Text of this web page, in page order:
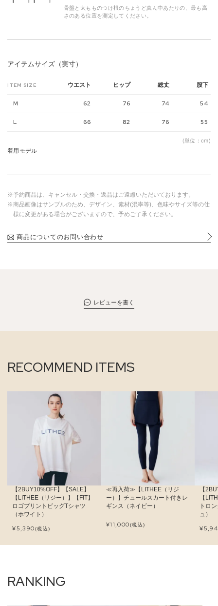
骨盤と太もものつけ根のちょうど真ん中あたりの、最も高
さのある位置を測定してください。
アイテムサイズ（実寸）
ITEM SIZE ウエスト ヒップ 総丈 股下
M 62 76 74 54
L 66 82 76 55
(単位：cm)
着用モデル
※予約商品は、キャンセル・交換・返品はご遠慮いただいております。
※商品画像はサンプルのため、デザイン、素材(混率等)、色味やサイズ等の仕
様に変更がある場合がございますので、予めご了承ください。
商品についてのお問い合わせ
レビューを書く
RECOMMEND ITEMS
【2BUY10%OFF】【SALE】
【LITHEE（リジー）】【FIT】
ロゴプリントビッグTシャツ
（ホワイト）
¥5,390(税込)
≪再入荷≫【LITHEE（リジ
ー）】チュールスカート付きレ
ギンス（ネイビー）
¥11,000(税込)
【
【
トロ
ュ）
¥